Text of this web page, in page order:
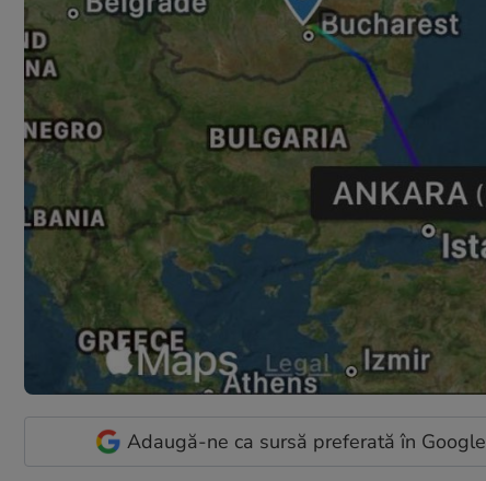
Adaugă-ne ca sursă preferată în Google